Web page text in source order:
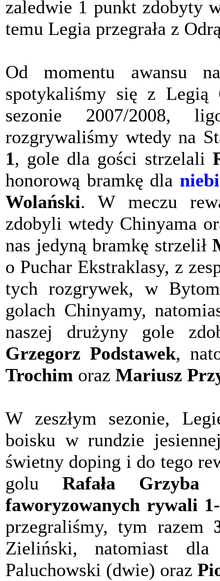
zaledwie 1 punkt zdobyty
temu Legia przegrała z
Od momentu awansu
spotykaliśmy się z
sezonie 2007/2008,
rozgrywaliśmy wtedy na
1, gole dla gości strzelali
honorową bramkę dla
Wolański. W meczu
zdobyli wtedy Chinyama
nas jedyną bramkę strzelił
o Puchar Ekstraklasy, z
tych rozgrywek, w
golach Chinyamy,
naszej drużyny gole
Grzegorz Podstawek,
Trochim oraz Mariusz
W zeszłym sezonie,
boisku w rundzie
świetny doping i do tego
golu Rafała Grzyba
faworyzowanych rywali
przegraliśmy, tym razem
Zieliński, natomiast
Paluchowski (dwie) oraz